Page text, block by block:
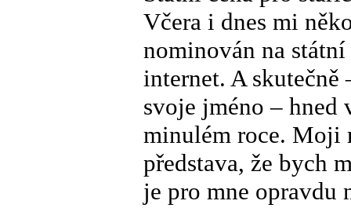
Včera i dnes mi
nominován na
internet. A
svoje jméno – hned
minulém roce. Moji
představa, že bych
je pro mne opravdu